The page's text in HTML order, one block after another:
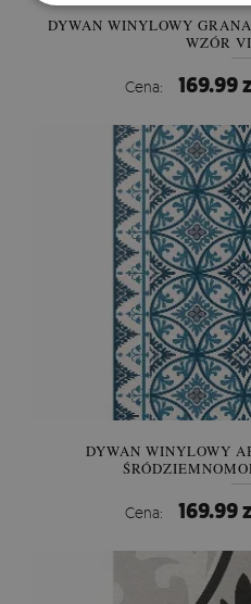
DYWAN WINYLOWY
WZÓR
Cena: 169.99
DYWAN WINYLOWY
Cena: 169.99